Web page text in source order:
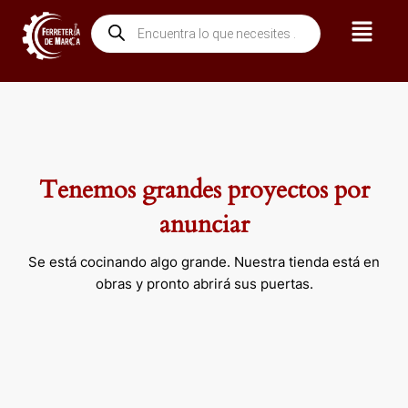
contenido
Búsqueda
de
productos
Menú
Tenemos grandes proyectos por
anunciar
Se está cocinando algo grande. Nuestra tienda está en
obras y pronto abrirá sus puertas.